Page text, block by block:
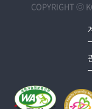
COPYRIGHT ⓒ